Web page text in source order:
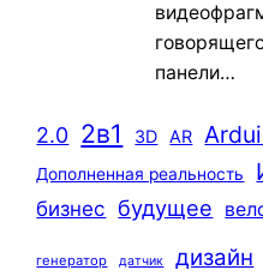
панели…
2.0 2в1 3D AR
Дополненная реальность
бизнес будущее
генератор датчик дизайн